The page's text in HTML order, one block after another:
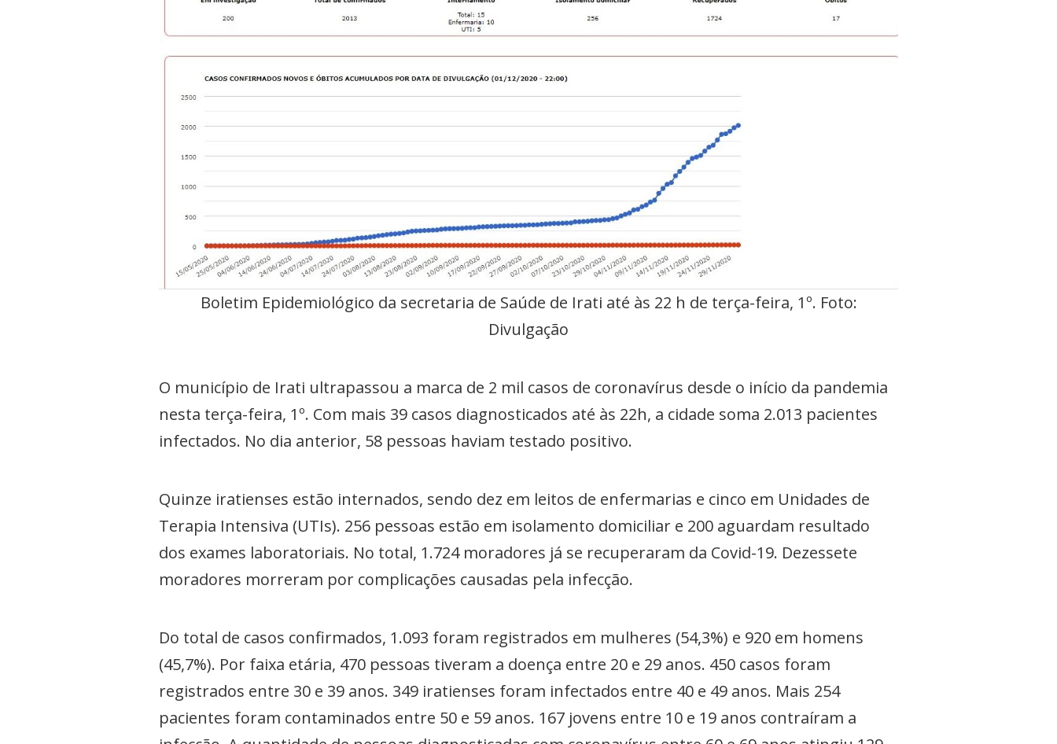
Boletim Epidemiológico da secretaria de Saúde de Irati até às 22 h de terça-feira, 1º. Foto:
Divulgação
O município de Irati ultrapassou a marca de 2 mil casos de coronavírus desde o início da pandemia
nesta terça-feira, 1º. Com mais 39 casos diagnosticados até às 22h, a cidade soma 2.013 pacientes
infectados. No dia anterior, 58 pessoas haviam testado positivo.
Quinze iratienses estão internados, sendo dez em leitos de enfermarias e cinco em Unidades de
Terapia Intensiva (UTIs). 256 pessoas estão em isolamento domiciliar e 200 aguardam resultado
dos exames laboratoriais. No total, 1.724 moradores já se recuperaram da Covid-19. Dezessete
moradores morreram por complicações causadas pela infecção.
Do total de casos confirmados, 1.093 foram registrados em mulheres (54,3%) e 920 em homens
(45,7%). Por faixa etária, 470 pessoas tiveram a doença entre 20 e 29 anos. 450 casos foram
registrados entre 30 e 39 anos. 349 iratienses foram infectados entre 40 e 49 anos. Mais 254
pacientes foram contaminados entre 50 e 59 anos. 167 jovens entre 10 e 19 anos contraíram a